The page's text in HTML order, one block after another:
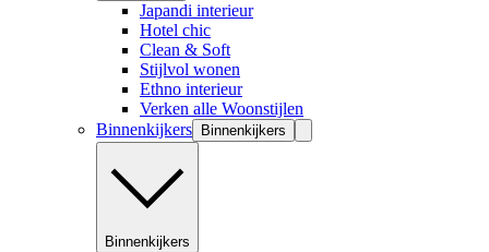
Japandi interieur
Hotel chic
Clean & Soft
Stijlvol wonen
Ethno interieur
Verken alle Woonstijlen
Binnenkijkers
Binnenkijkers
Binnenkijkers